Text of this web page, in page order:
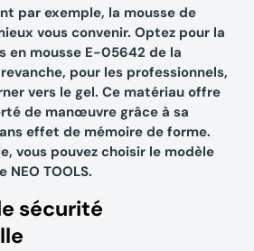
par exemple, la mousse de
vous convenir. Optez pour la
en mousse E-05642 de la
pour les professionnels,
vers le gel. Ce matériau offre
de manœuvre grâce à sa
effet de mémoire de forme.
vous pouvez choisir le modèle
TOOLS.
sécurité